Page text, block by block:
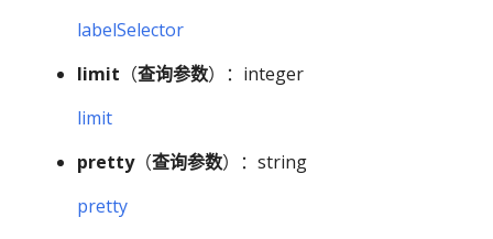
labelSelector
limit （查询参数）：integer
limit
pretty（查询参数）：string
pretty